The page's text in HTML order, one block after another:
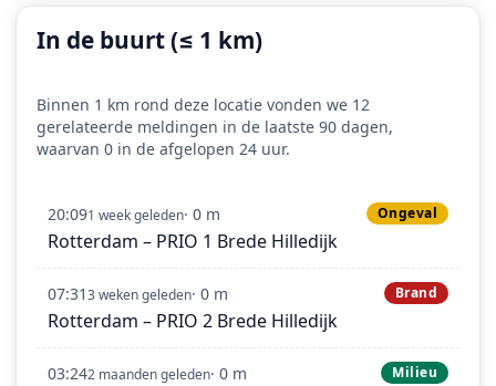
In de buurt (≤ 1 km)
Binnen 1 km rond deze locatie vonden we 12
gerelateerde meldingen in de laatste 90 dagen,
waarvan 0 in de afgelopen 24 uur.
20:091 week geleden· 0 m Ongeval
Rotterdam – PRIO 1 Brede Hilledijk
07:313 weken geleden· 0 m Brand
Rotterdam – PRIO 2 Brede Hilledijk
03:242 maanden geleden· 0 m Milieu